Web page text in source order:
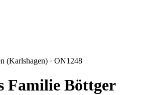
(Karlshagen) · ON1248
Familie Böttger